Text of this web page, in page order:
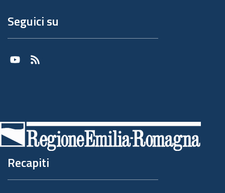
Seguici su
Youtube
RSS
Recapiti